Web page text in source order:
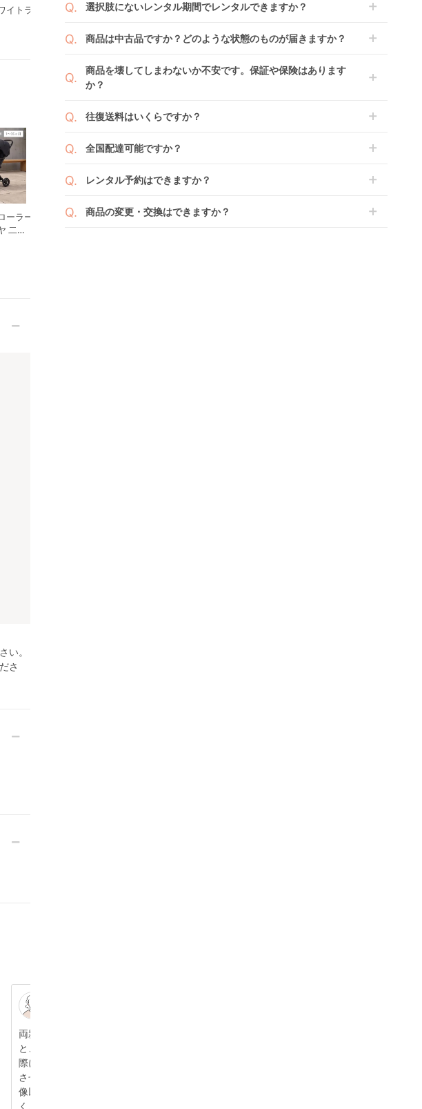
ります。
者（佐川急便）に商品の引渡しとなります。
選択肢にないレンタル期間でレンタルできますか？
です。
くか、もしくは6ヶ月レンタルご注文の上で、早期にご返却くださ
い。
商品は中古品ですか？どのような状態のものが届きますか？
す。
新品商品はメーカーから仕入れた状態のものをお送りします。商品に
ます。
ざいます。その際、メーカーの都合によっては、表示されているお届
せていただく場合がございます。あらかじめご了承ください。
す。
商品を壊してしまわないか不安です。保証や保険はあります
か？
ご注文時に商品と一緒にカートへ入れ安心補償オプションをご購入く
２つのプランごとに補償内容は異なります。
往復送料はいくらですか？
ページから住所を入力すると送料が確認いただけます。
全国配達可能ですか？
※空港への配達はご対応できかねますのであらかじめご了承くださ
レンタル予約はできますか？
商品のご注文時にご希望のお日にちに配送日指定をしてください。レ
商品の変更・交換はできますか？
イトラ
ルンバ 105 Combo ロ
CIRCLE ソファ ソリ
バウンサー ブリス ベ
ーラー
二人
ビーカ
エアラブ 4 ドーナッ
アミティエF ネビオ
い。
さ
両親に孫の顔を見せよう
と、出産後初めて帰省した
際にベビーカーをレンタル
させていただきました。想
像以上に軽くて使いやす
く、小回りもききます。ま